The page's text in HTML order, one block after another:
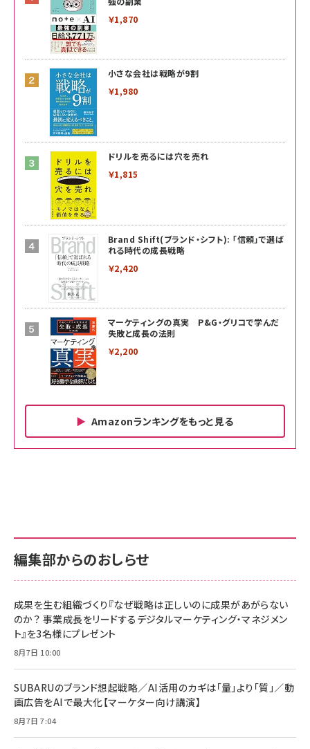
￥1,870
小さな会社は戦略が9割
￥1,980
ドリルを売るには穴を売れ
￥1,815
Brand Shift(ブランド・シフト): 「信頼」で選ば
れる時代の成長戦略
￥2,420
マーケティングの真実 P&G・グリコで学んだ
失敗と成長の法則
￥2,200
Amazonランキングをもっと見る
￥880
anan(アンアン)2026/06/24号 No.2500増刊
スペシャルエディション[王道エンタメの矜持／
￥1,100
anan(アンアン)2026/07/08号 No.2502[2026
￥880
ママ投資家が育休中に１億貯めた株式投資
サポート正規品 メーカー保証5年 KLMEA128G
NIMASO ガラスフィルム iPhone 17 用 保護フィ
すい ガイド枠付き いPhone17 (6.3インチ) 対応
2枚セット DSP25F1698
￥1,599
￥6,980
全ワイヤレスイヤホン/アクティブノイズキャンセリ
サポート正規品 メーカー保証5年 KLMEA128G
Amazon eギフトカード - Amazonロゴ - クラ
￥5,000
Anker PowerLine III Flow USB-C & USB-C
Pro/Air 各種対応 (1.8m ミッドナイトブラック)
￥1,890
編集部からのおしらせ
成果を生む組織づくり『なぜ戦略は正しいのに成果があがらない
のか？ 事業成長をリードするデジタルマーケティング・マネジメン
ト』を3名様にプレゼント
8月7日 10:00
SUBARUのブランド想起戦略／AI活用のカギは「量」より「質」／動
画広告をAIで最大化【マーケター向け講演】
8月7日 7:04